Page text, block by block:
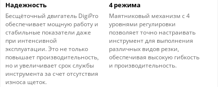
Надежность
Бесщёточный двигатель DigiPro
обеспечивает мощную работу и
стабильные показатели даже
при интенсивной
эксплуатации. Это не только
повышает производительность,
но и увеличивает срок службы
инструмента за счет отсутствия
износа щеток.
4 режима
Маятниковый механизм с 4
уровнями регулировки
позволяет точно настраивать
инструмент для выполнения
различных видов резки,
обеспечивая высокую гибкость
и производительность.